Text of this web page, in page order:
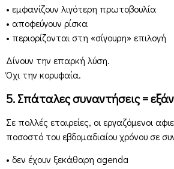
• εμφανίζουν λιγότερη πρωτοβουλία
• αποφεύγουν ρίσκα
• περιορίζονται στη «σίγουρη» επιλογή
Δίνουν την επαρκή λύση.
Όχι την κορυφαία.
5. Σπάταλες συναντήσεις =
Σε πολλές εταιρείες, οι εργαζόμενοι
ποσοστό του εβδομαδιαίου χρόνου σε
• δεν έχουν ξεκάθαρη agenda